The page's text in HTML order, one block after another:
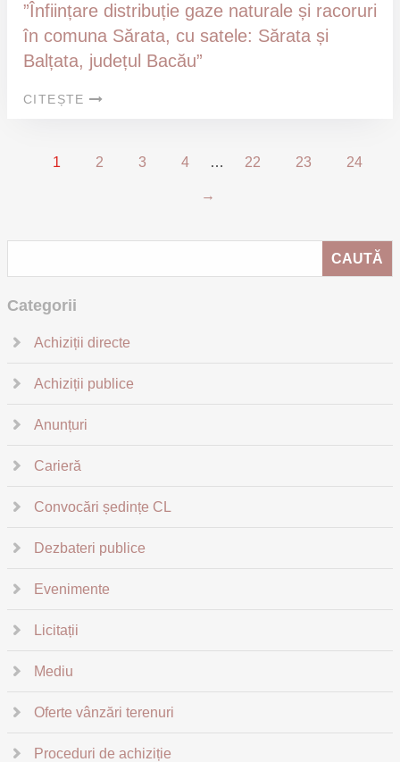
”Înființare distribuție gaze naturale și racoruri
în comuna Sărata, cu satele: Sărata și
Balțata, județul Bacău”
CITEȘTE
1 2 3 4 … 22 23 24
→
Categorii
Achiziții directe
Achiziții publice
Anunțuri
Carieră
Convocări ședințe CL
Dezbateri publice
Evenimente
Licitații
Mediu
Oferte vânzări terenuri
Proceduri de achiziție